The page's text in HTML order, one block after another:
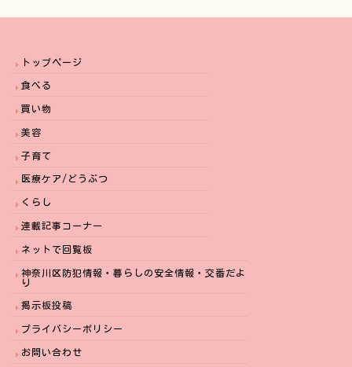
トップページ
食べる
買い物
美容
子育て
医療ケア/どうぶつ
くらし
連載記事コーナー
ネットで回覧板
神奈川区防犯情報・暮らしの安全情報・交番だよ
り
掲示板投稿
プライバシーポリシー
お問い合わせ